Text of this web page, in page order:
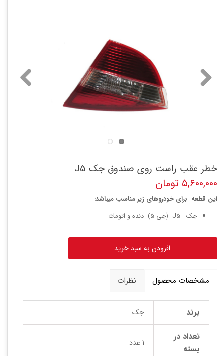
خطر عقب راست روی صندوق جک J5
۵,۶۰۰,۰۰۰ تومان
این قطعه برای خودروهای زیر مناسب میباشد:
جک J5 (جی 5) دنده و اتومات
افزودن به سبد خرید
مشخصات محصول نظرات
برند جک
تعداد در
بسته
1 عدد